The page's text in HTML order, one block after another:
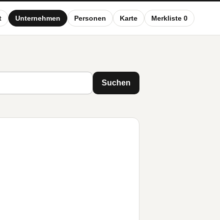
Unternehmen Personen Karte Merkliste 0
Suchen